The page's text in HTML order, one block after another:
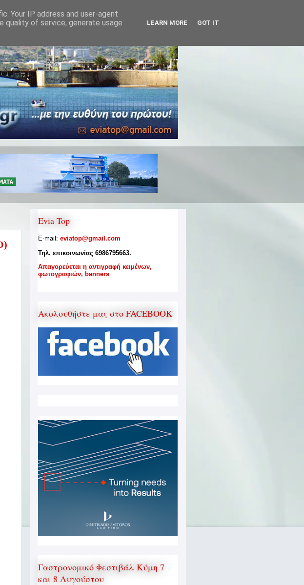
Evia Top
E-mail: eviatop@gmail.com
Τηλ. επικοινωνίας 6986795663.
Aπαγορεύεται η αντιγραφή κειμένων,
φωτογραφιών, banners
Ακολουθήστε μας στο FACEBOOK
Γαστρονομικό Φεστιβάλ Κύμη 7
και 8 Αυγούστου
Your IP address and user-agent
quality of service, generate usage
LEARN MORE GOT IT